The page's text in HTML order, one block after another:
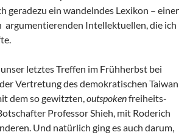
geradezu ein wandelndes Lexikon – einer
argumentierenden Intellektuellen, die ich
letztes Treffen im Frühherbst bei
Vertretung des demokratischen Taiwan
dem so gewitzten,outspokenfreiheits-
Professor Shieh, mit Roderich
Und natürlich ging es auch darum,